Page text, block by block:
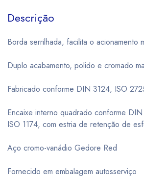
Descrição
Borda serrilhada, facilita o acionamento
Duplo acabamento, polido e cromado
Fabricado conforme DIN 3124, ISO
Encaixe interno quadrado conforme
ISO 1174, com estria de retenção de
Aço cromo-vanádio Gedore Red
Fornecido em embalagem autosserviço